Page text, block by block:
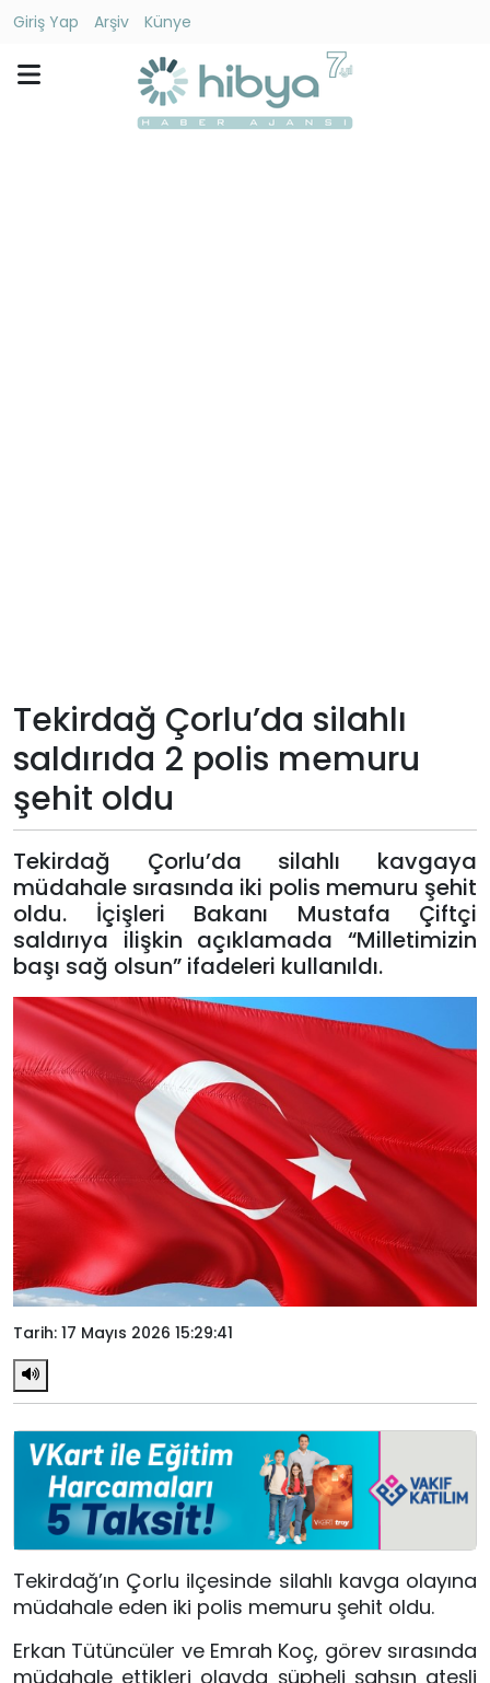
Giriş Yap Arşiv
Künye
Künye
Giriş
Yap
Tekirdağ Çorlu’da silahlı
saldırıda 2 polis memuru
şehit oldu
Tekirdağ Çorlu’da silahlı kavgaya
müdahale sırasında iki polis memuru şehit
oldu. İçişleri Bakanı Mustafa Çiftçi
saldırıya ilişkin açıklamada “Milletimizin
başı sağ olsun” ifadeleri kullanıldı.
Tarih: 17 Mayıs 2026 15:29:41
Tekirdağ’ın Çorlu ilçesinde silahlı kavga olayına
müdahale eden iki polis memuru şehit oldu.
Erkan Tütüncüler ve Emrah Koç, görev sırasında
müdahale ettikleri olayda şüpheli şahsın ateşli